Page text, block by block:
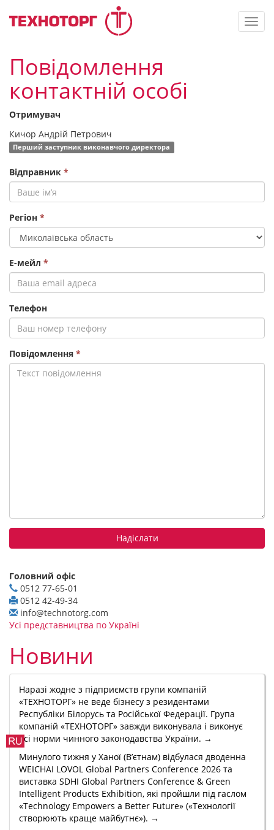
Повідомлення
контактній особі
Отримувач
Кичор Андрій Петрович
Перший заступник виконавчого директора
Відправник *
Регіон *
Е-мейл *
Телефон
Повідомлення *
Надіслати
Головний офіс
0512 77-65-01
0512 42-49-34
info@technotorg.com
Усі представництва по Україні
Новини
Наразі жодне з підприємств групи компаній
«ТЕХНОТОРГ» не веде бізнесу з резидентами
Республіки Білорусь та Російської Федерації. Група
компаній «ТЕХНОТОРГ» завжди виконувала і виконує
всі норми чинного законодавства України. →
Минулого тижня у Ханої (В’єтнам) відбулася дводенна
WEICHAI LOVOL Global Partners Conference 2026 та
виставка SDHI Global Partners Conference & Green
Intelligent Products Exhibition, які пройшли під гаслом
«Technology Empowers a Better Future» («Технології
створюють краще майбутнє»). →